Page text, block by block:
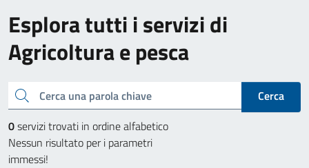
Esplora tutti i servizi di
Agricoltura e pesca
Cerca una parola chiave
Cerca
0servizi trovati in ordine alfabetico
Nessun risultato per i parametri
immessi!